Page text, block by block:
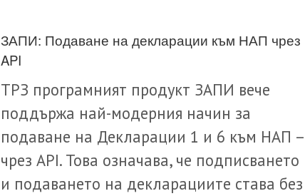
ЗАПИ: Подаване на декларации към НАП чрез
API
ТРЗ програмният продукт ЗАПИ вече
поддържа най-модерния начин за
подаване на Декларации 1 и 6 към НАП –
чрез API. Това означава, че подписването
и подаването на декларациите става без